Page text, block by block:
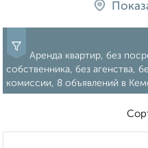
Аренда квартир, без
собственника, без агенства,
комиссии, 8 объявлений в